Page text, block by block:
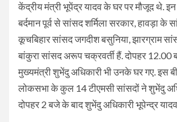
केंद्रीय मंत्री भूपेंद्र यादव के घर पर मौजूद थे.
बर्दमान पूर्व से सांसद शर्मिला सरकार, हावड़ा के
कूचबिहार सांसद जगदीश बसुनिया, झारग्राम
बांकुरा सांसद अरूप चक्रवर्ती हैं. दोपहर
मुख्यमंत्री शुभेंदु अधिकारी भी उनके घर गए. इस
लोकसभा के कुल 14 टीएमसी सांसदों ने शुभेंदु
दोपहर 2 बजे के बाद शुभेंदु अधिकारी भूपेन्द्र